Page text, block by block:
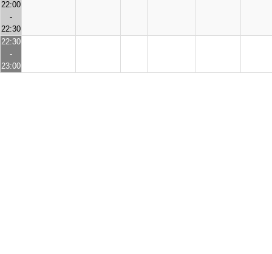
22:00
-
22:30
22:30
-
23:00